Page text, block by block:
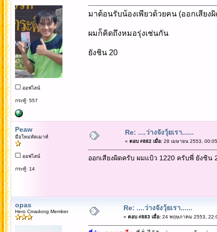
ออฟไลน์
กระทู้: 557
มาต้อนรับน้องเพียวด้วยคน (ออกเสียงผิ
ผมก็คิดถึงหมอรุ่งเช่นกัน
ยังชิน 20
Peaw
มือใหม่หัดเมาท์
ออฟไลน์
กระทู้: 14
Re: ....ว่างจังวุ้ยเรา......
« ตอบ #882 เมื่อ:28 เมษายน 2553,
ออกเสียงผิดครับ ผมแป้ว 1220 ครับพี่ ยังชิน
opas
Hero Cmadong Member Re: ....ว่างจังวุ้ยเรา......
« ตอบ #883 เมื่อ:24 พฤษภาคม 2553,